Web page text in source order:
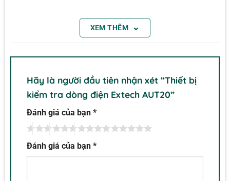
Extech AUT20
XEM THÊM ⌄
Hãy là người đầu tiên nhận xét “Thiết bị
kiểm tra dòng điện Extech AUT20”
Đánh giá của bạn *
Đánh giá của bạn *